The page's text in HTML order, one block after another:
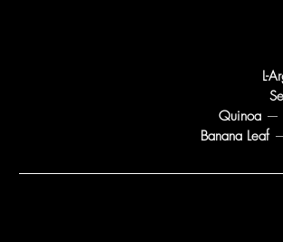
L-
Quinoa—
Banana Leaf—